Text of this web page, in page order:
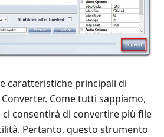
caratteristiche principali di
Come tutti sappiamo,
consentirà di convertire più file
Pertanto, questo strumento